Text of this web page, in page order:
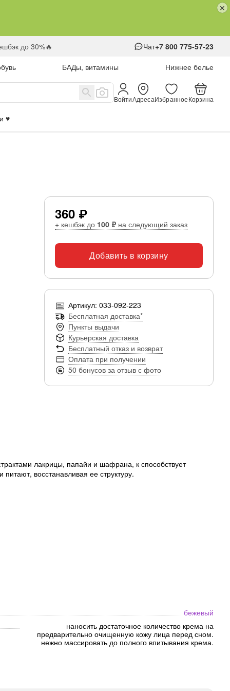
до 30%🔥 Чат+7 800 775-57-23
БАДы, витамины Нижнее белье
ВойтиАдресаИзбранноеКорзина
♥️
360 ₽
+ кешбэк до 100 ₽ на следующий заказ
Добавить в корзину
Артикул: 033-092-223
Бесплатная доставка*
Пункты выдачи
Курьерская доставка
Бесплатный отказ и возврат
Оплата при получении
50 бонусов за отзыв с фото
лакрицы, папайи и шафрана, к способствует
восстанавливая ее структуру.
бежевый
наносить достаточное количество крема на
предварительно очищенную кожу лица перед сном.
нежно массировать до полного впитывания крема.